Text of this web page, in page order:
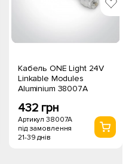
Кабель ONE Light 24V
Linkable Modules
Aluminium 38007A
432 грн
Артикул 38007A
під замовлення
21-39 днів